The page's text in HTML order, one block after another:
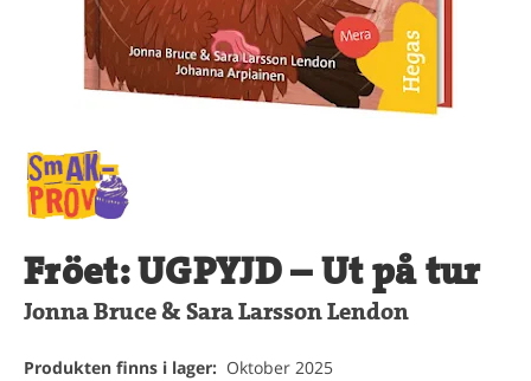
Fröet: UGPYJD – Ut på tur
Jonna Bruce & Sara Larsson Lendon
Produkten finns i lager: Oktober 2025